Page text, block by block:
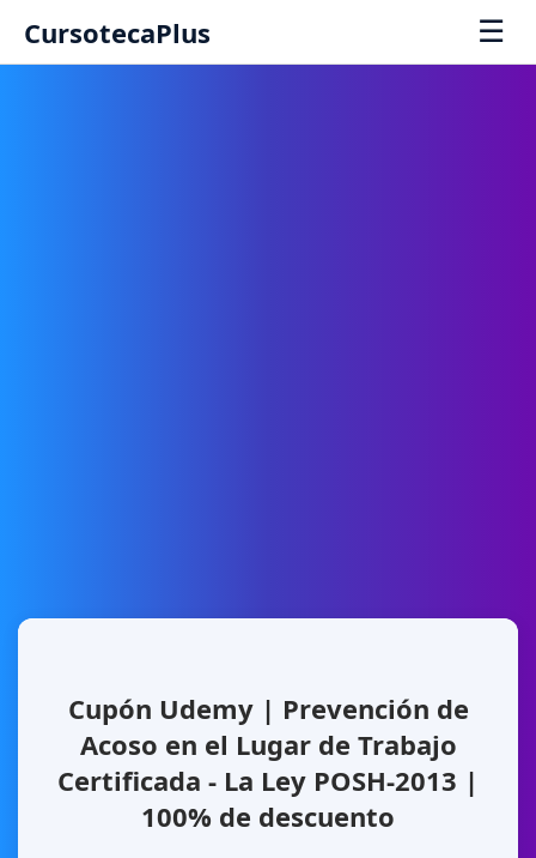
CursotecaPlus ☰
Cupón Udemy | Prevención de
Acoso en el Lugar de Trabajo
Certificada - La Ley POSH-2013 |
100% de descuento